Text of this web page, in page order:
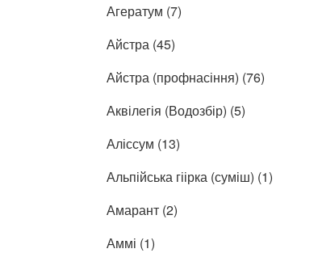
Агератум (7)
Айстра (45)
Айстра (профнасіння) (76)
Аквілегія (Водозбір) (5)
Аліссум (13)
Альпійська гіірка (суміш) (1)
Амарант (2)
Аммі (1)